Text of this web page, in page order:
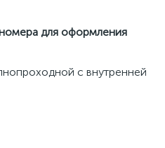
для оформления
с внутренней